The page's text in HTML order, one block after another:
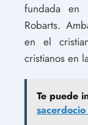
fundada en
Robarts.
en el
cristianos en
Te puede